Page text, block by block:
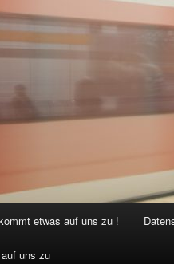
etwas auf uns zu !
uns zu